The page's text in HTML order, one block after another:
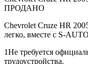
ПРОДАНО
Chevrolet Cruze HR
легко, вместе с S-AUTO
1Не требуется
трудоустройства.